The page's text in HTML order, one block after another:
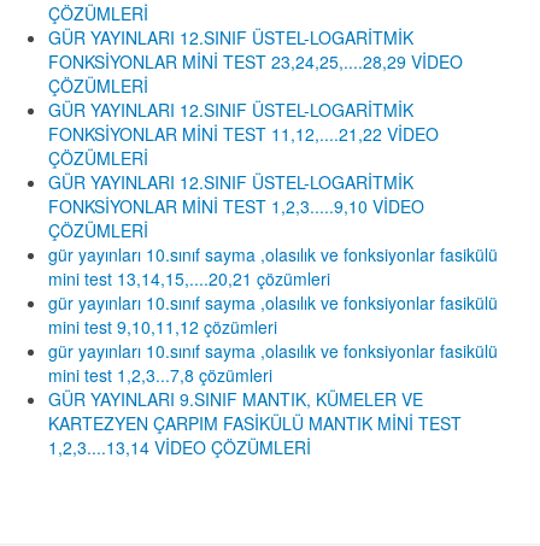
ÇÖZÜMLERİ
GÜR YAYINLARI 12.SINIF ÜSTEL-LOGARİTMİK
FONKSİYONLAR MİNİ TEST 23,24,25,....28,29 VİDEO
ÇÖZÜMLERİ
GÜR YAYINLARI 12.SINIF ÜSTEL-LOGARİTMİK
FONKSİYONLAR MİNİ TEST 11,12,....21,22 VİDEO
ÇÖZÜMLERİ
GÜR YAYINLARI 12.SINIF ÜSTEL-LOGARİTMİK
FONKSİYONLAR MİNİ TEST 1,2,3.....9,10 VİDEO
ÇÖZÜMLERİ
gür yayınları 10.sınıf sayma ,olasılık ve fonksiyonlar fasikülü
mini test 13,14,15,....20,21 çözümleri
gür yayınları 10.sınıf sayma ,olasılık ve fonksiyonlar fasikülü
mini test 9,10,11,12 çözümleri
gür yayınları 10.sınıf sayma ,olasılık ve fonksiyonlar fasikülü
mini test 1,2,3...7,8 çözümleri
GÜR YAYINLARI 9.SINIF MANTIK, KÜMELER VE
KARTEZYEN ÇARPIM FASİKÜLÜ MANTIK MİNİ TEST
1,2,3....13,14 VİDEO ÇÖZÜMLERİ